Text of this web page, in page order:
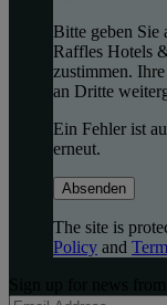
Bitte geben Sie
Raffles Hotels
zustimmen.
an Dritte
Ein Fehler ist
erneut.
Absenden
The site is
Policy and